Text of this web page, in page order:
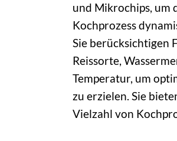
und Mikrochips, um
Kochprozess
Sie berücksichtigen
Reissorte,
Temperatur, um
zu erzielen. Sie
Vielzahl von